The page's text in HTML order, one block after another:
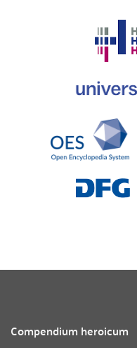
Compendium heroicum